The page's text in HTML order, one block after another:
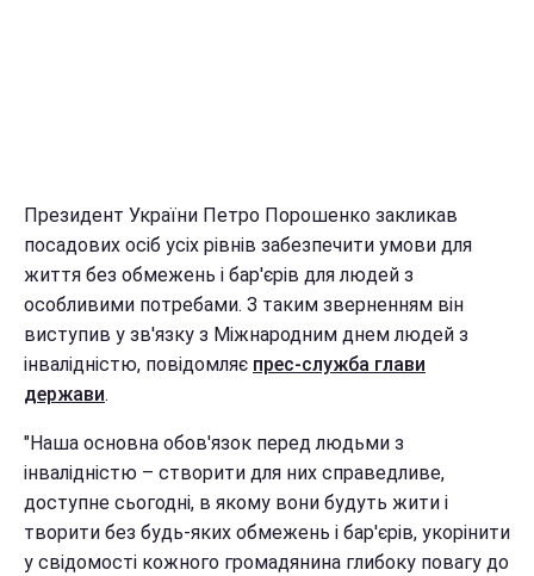
Президент України Петро Порошенко закликав
посадових осіб усіх рівнів забезпечити умови для
життя без обмежень і бар'єрів для людей з
особливими потребами. З таким зверненням він
виступив у зв'язку з Міжнародним днем людей з
інвалідністю, повідомляє прес-служба глави
держави.
"Наша основна обов'язок перед людьми з
інвалідністю – створити для них справедливе,
доступне сьогодні, в якому вони будуть жити і
творити без будь-яких обмежень і бар'єрів, укорінити
у свідомості кожного громадянина глибоку повагу до